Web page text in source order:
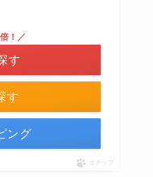
す
！／
す
ング
ポチップ